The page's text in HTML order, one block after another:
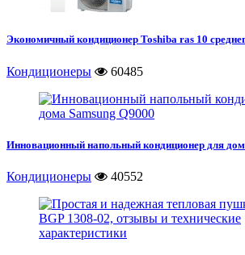
Экономичный кондиционер Toshiba ras 10
Кондиционеры 60485
Инновационный напольный кондиционер для
Кондиционеры 40552